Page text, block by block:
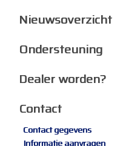
Nieuwsoverzicht
Ondersteuning
Dealer worden?
Contact
Contact gegevens
Informatie aanvragen